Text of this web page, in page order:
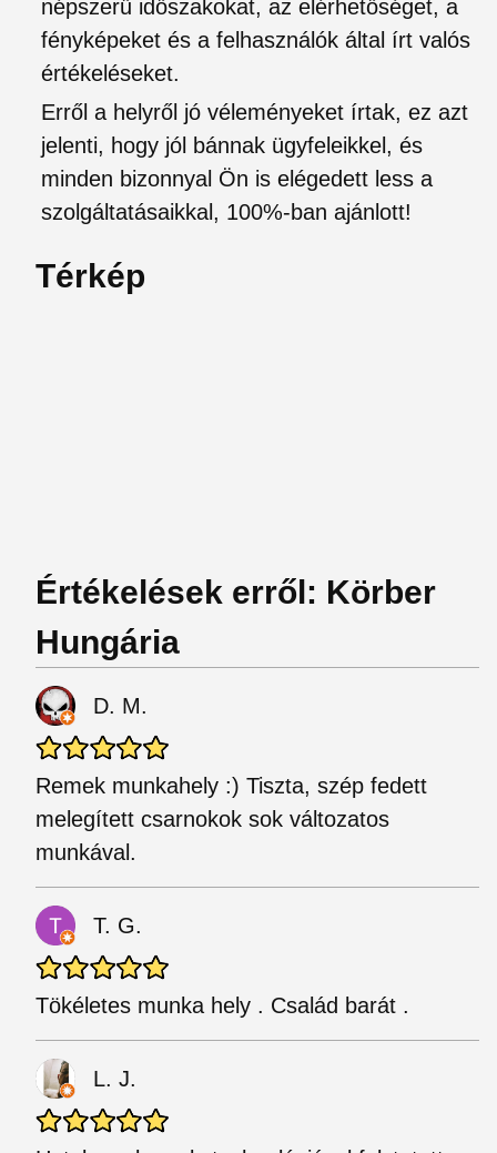
népszerű időszakokat, az elérhetőséget, a
fényképeket és a felhasználók által írt valós
értékeléseket.
Erről a helyről jó véleményeket írtak, ez azt
jelenti, hogy jól bánnak ügyfeleikkel, és
minden bizonnyal Ön is elégedett less a
szolgáltatásaikkal, 100%-ban ajánlott!
Térkép
Értékelések erről: Körber
Hungária
D. M.
Remek munkahely :) Tiszta, szép fedett
melegített csarnokok sok változatos
munkával.
T. G.
Tökéletes munka hely . Család barát .
L. J.